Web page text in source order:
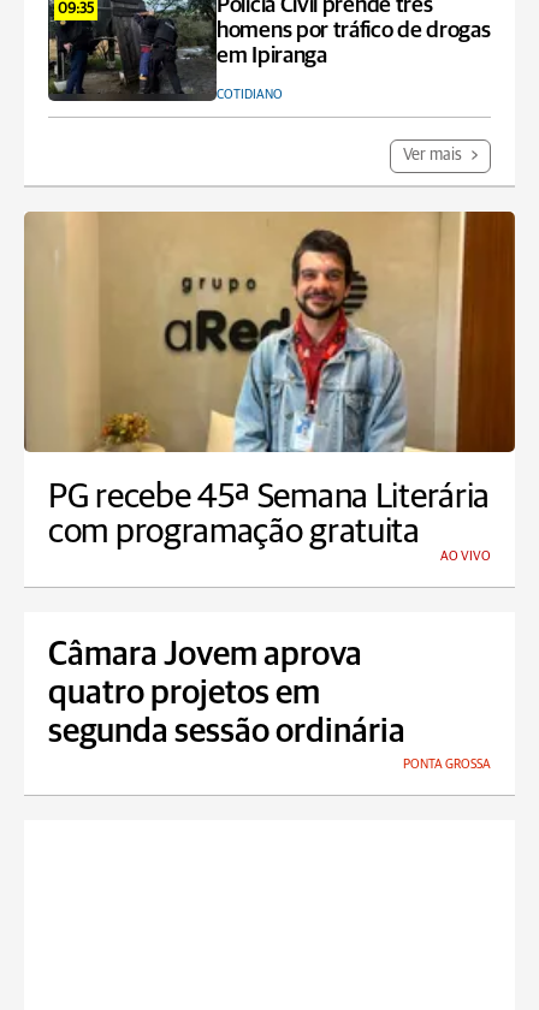
09:35
Polícia Civil prende três
homens por tráfico de drogas
em Ipiranga
COTIDIANO
Ver mais
PG recebe 45ª Semana Literária
com programação gratuita
AO VIVO
Câmara Jovem aprova
quatro projetos em
segunda sessão ordinária
PONTA GROSSA